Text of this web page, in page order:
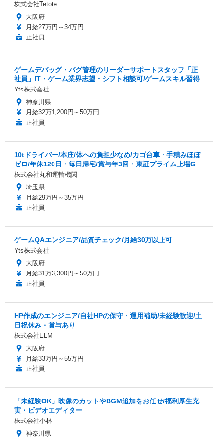
株式会社Tetote
大阪府
月給27万円～34万円
正社員
ゲームデバッグ・バグ管理のリーダーサポートスタッフ「正
社員」IT・ゲーム業界志望・シフト相談可/ゲームスキル習得
Yts株式会社
神奈川県
月給32万1,200円～50万円
正社員
10tドライバー/本庄/体への負担少なめ/カゴ台車・手積みほぼ
ゼロ/年休120日・毎日帰宅/賞与年3回・東証プライム上場G
株式会社丸和運輸機関
埼玉県
月給29万円～35万円
正社員
ゲームQAエンジニア/品質チェック/月給30万以上可
Yts株式会社
大阪府
月給31万3,300円～50万円
正社員
HP作成のエンジニア/自社HPの保守・運用補助/未経験歓迎/土
日祝休み・賞与あり
株式会社ELM
大阪府
月給33万円～55万円
正社員
「未経験OK」映像のカットやBGM追加をお任せ/福利厚生充
実・ビデオエディター
株式会社小林
神奈川県